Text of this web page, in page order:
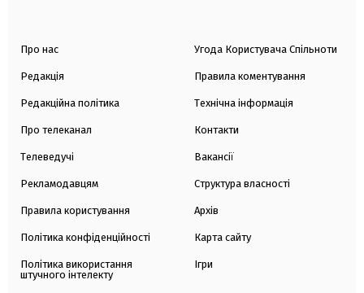
Про нас
Редакція
Редакційна політика
Про телеканал
Телеведучі
Рекламодавцям
Правила користування
Політика конфіденційності
Політика використання
штучного інтелекту
Угода Користувача Спільноти
Правила коментування
Технічна інформація
Контакти
Вакансії
Структура власності
Архів
Карта сайту
Ігри